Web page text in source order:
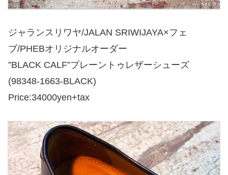
ジャランスリワヤ/JALAN SRIWIJAYA×フェ
ブ/PHEBオリジナルオーダー
”BLACK CALF”プレーントゥレザーシューズ
(98348-1663-BLACK)
Price:34000yen+tax